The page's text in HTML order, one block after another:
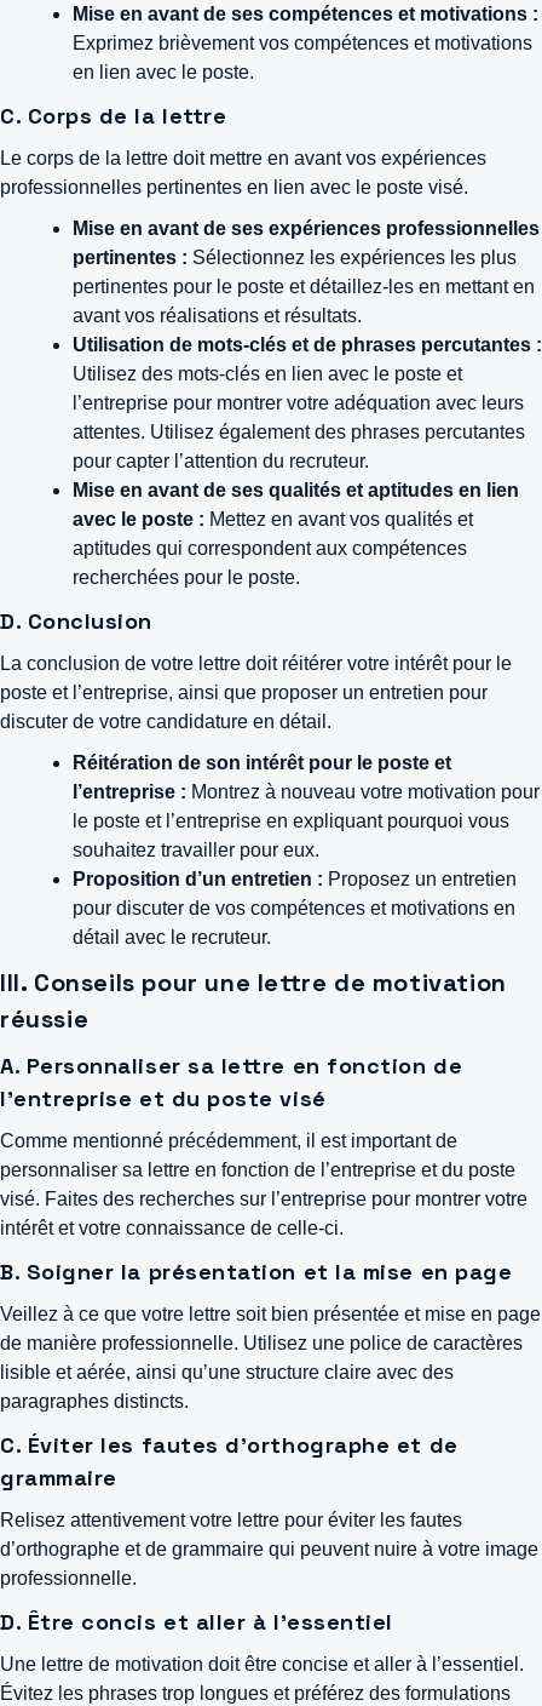
Mise en avant de ses compétences et motivations :
Exprimez brièvement vos compétences et motivations
en lien avec le poste.
C. Corps de la lettre
Le corps de la lettre doit mettre en avant vos expériences
professionnelles pertinentes en lien avec le poste visé.
Mise en avant de ses expériences professionnelles
pertinentes : Sélectionnez les expériences les plus
pertinentes pour le poste et détaillez-les en mettant en
avant vos réalisations et résultats.
Utilisation de mots-clés et de phrases percutantes :
Utilisez des mots-clés en lien avec le poste et
l’entreprise pour montrer votre adéquation avec leurs
attentes. Utilisez également des phrases percutantes
pour capter l’attention du recruteur.
Mise en avant de ses qualités et aptitudes en lien
avec le poste : Mettez en avant vos qualités et
aptitudes qui correspondent aux compétences
recherchées pour le poste.
D. Conclusion
La conclusion de votre lettre doit réitérer votre intérêt pour le
poste et l’entreprise, ainsi que proposer un entretien pour
discuter de votre candidature en détail.
Réitération de son intérêt pour le poste et
l’entreprise : Montrez à nouveau votre motivation pour
le poste et l’entreprise en expliquant pourquoi vous
souhaitez travailler pour eux.
Proposition d’un entretien : Proposez un entretien
pour discuter de vos compétences et motivations en
détail avec le recruteur.
III. Conseils pour une lettre de motivation
réussie
A. Personnaliser sa lettre en fonction de
l’entreprise et du poste visé
Comme mentionné précédemment, il est important de
personnaliser sa lettre en fonction de l’entreprise et du poste
visé. Faites des recherches sur l’entreprise pour montrer votre
intérêt et votre connaissance de celle-ci.
B. Soigner la présentation et la mise en page
Veillez à ce que votre lettre soit bien présentée et mise en page
de manière professionnelle. Utilisez une police de caractères
lisible et aérée, ainsi qu’une structure claire avec des
paragraphes distincts.
C. Éviter les fautes d’orthographe et de
grammaire
Relisez attentivement votre lettre pour éviter les fautes
d’orthographe et de grammaire qui peuvent nuire à votre image
professionnelle.
D. Être concis et aller à l’essentiel
Une lettre de motivation doit être concise et aller à l’essentiel.
Évitez les phrases trop longues et préférez des formulations